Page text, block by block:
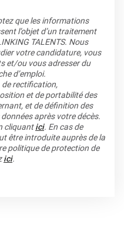
que les informations
l’objet d’un traitement
TALENTS. Nous
votre candidature, vous
et/ou vous adresser du
d’emploi.
de rectification,
et de portabilité des
et de définition des
après votre décès.
cliquantici. En cas de
être introduite auprès de la
politique de protection de
ici.